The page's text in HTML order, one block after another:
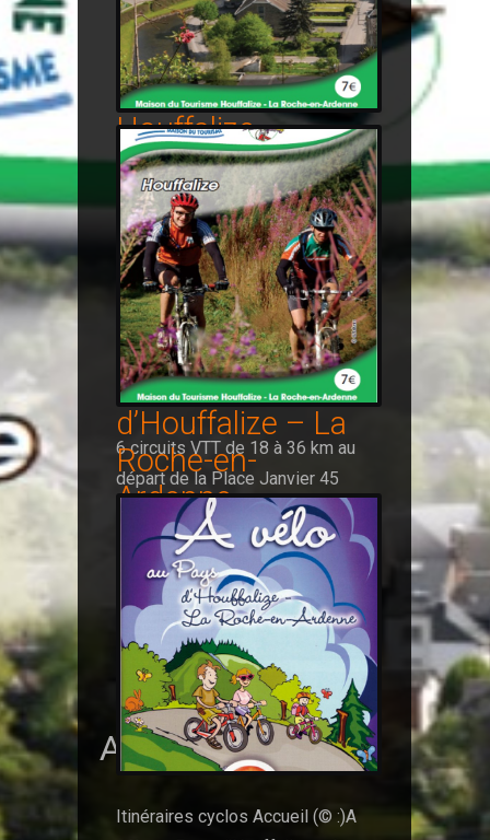
13 promenades de 5 à 12 km au
départ de la Place Janvier 45
devant le Syndicat d’Initiative à
Houffalize. Read More...
Carte VTT
Houffalize
6 circuits VTT de 18 à 36 km au
départ de la Place Janvier 45
devant le Syndicat d’Initiative de
Houffalize Read More...
A vélo au Pays
d’Houffalize – La
Roche-en-
Ardenne
Itinéraires cyclos Accueil (© :)A
Archives